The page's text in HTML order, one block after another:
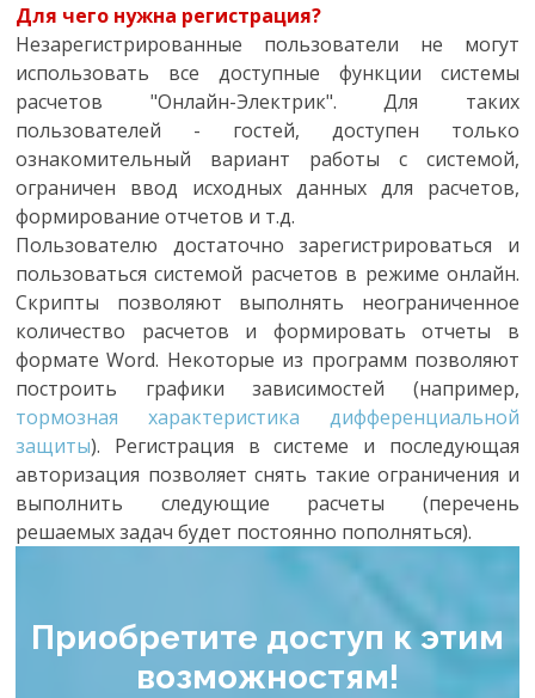
Для чего нужна регистрация?
Незарегистрированные пользователи не могут
использовать все доступные функции системы
расчетов "Онлайн-Электрик". Для таких
пользователей - гостей, доступен только
ознакомительный вариант работы с системой,
ограничен ввод исходных данных для расчетов,
формирование отчетов и т.д.
Пользователю достаточно зарегистрироваться и
пользоваться системой расчетов в режиме онлайн.
Скрипты позволяют выполнять неограниченное
количество расчетов и формировать отчеты в
формате Word. Некоторые из программ позволяют
построить графики зависимостей (например,
тормозная характеристика дифференциальной
защиты). Регистрация в системе и последующая
авторизация позволяет снять такие ограничения и
выполнить следующие расчеты (перечень
решаемых задач будет постоянно пополняться).
Приобретите доступ к этим
возможностям!